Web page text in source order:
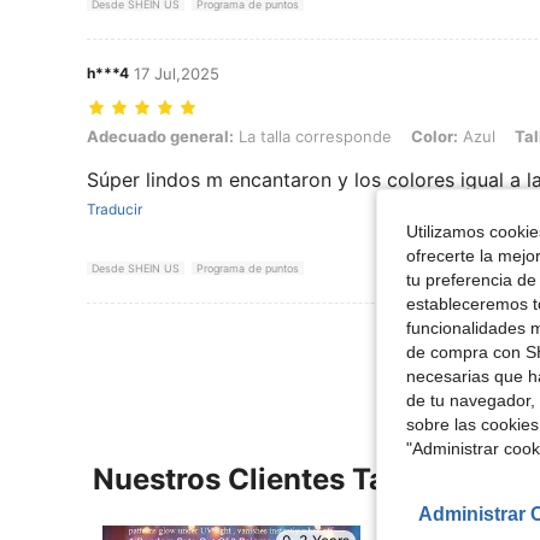
Desde SHEIN US Programa de puntos
h***4 17 Jul,2025
Adecuado general: La talla corresponde, Color: Azul, Talla: 12-18M
Adecuado general: La talla corresponde Color: Azul
Súper lindos m encantaron y los colores igual a
Traducir
Desde SHEIN US Programa de puntos
Ver Más
Nuestros Clientes También
Utilizamos
ofrecerte la
tu preferencia
estableceremos
funcionalidades
de compra con
necesarias que
de tu
sobre las
"Administrar
Administrar